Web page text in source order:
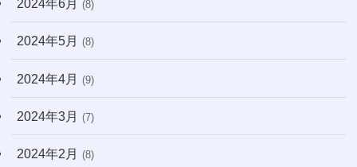
2024年6月 (8)
2024年5月 (8)
2024年4月 (9)
2024年3月 (7)
2024年2月 (8)